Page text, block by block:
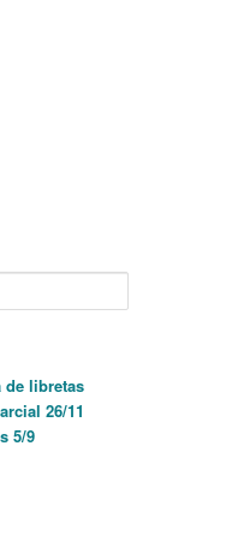
de libretas
26/11
5/9